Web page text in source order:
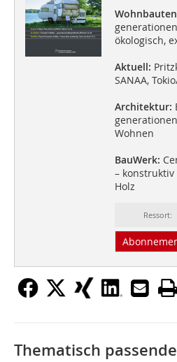
Wohnbauten
ökologisch,
Aktuell:
SANAA,
Architektur:
Wohnen
BauWerk:
–
Holz
Ressort:
Thematisch